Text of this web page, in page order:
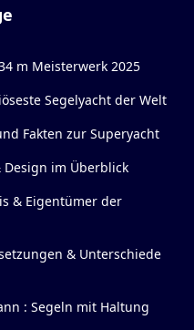
m Meisterwerk 2025
Segelyacht der Welt
Fakten zur Superyacht
Design im Überblick
& Eigentümer der
& Unterschiede
: Segeln mit Haltung